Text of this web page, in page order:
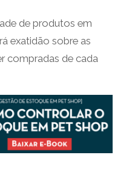
de produtos em
exatidão sobre as
compradas de cada